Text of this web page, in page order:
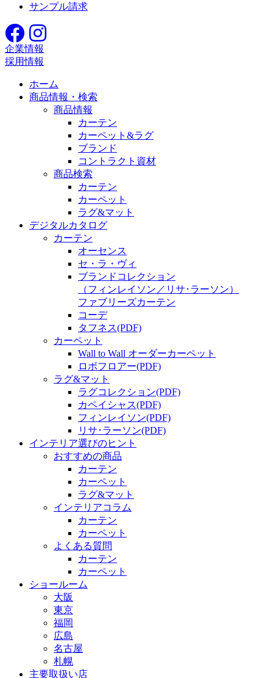
サンプル請求
企業情報
採用情報
ホーム
商品情報・検索
商品情報
カーテン
カーペット&ラグ
ブランド
コントラクト資材
商品検索
カーテン
カーペット
ラグ&マット
デジタルカタログ
カーテン
オーセンス
セ・ラ・ヴィ
ブランドコレクション
（フィンレイソン／リサ･ラーソン）
ファブリーズカーテン
コーデ
タフネス(PDF)
カーペット
Wall to Wall オーダーカーペット
ロボフロアー(PDF)
ラグ&マット
ラグコレクション(PDF)
カペイシャス(PDF)
フィンレイソン(PDF)
リサ･ラーソン(PDF)
インテリア選びのヒント
おすすめの商品
カーテン
カーペット
ラグ&マット
インテリアコラム
カーテン
カーペット
よくある質問
カーテン
カーペット
ショールーム
大阪
東京
福岡
広島
名古屋
札幌
主要取扱い店